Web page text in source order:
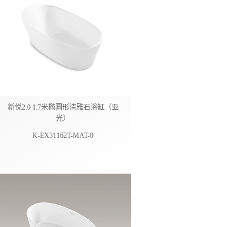
新悦2.0 1.7米椭圆形清雅石浴缸（亚
光）
K-EX31162T-MAT-0